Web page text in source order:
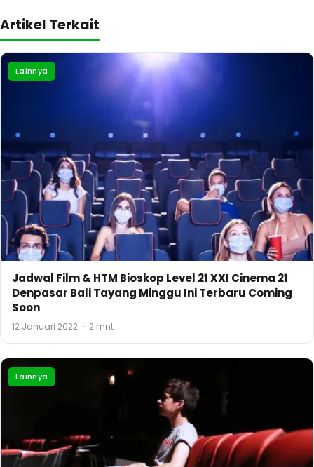
Artikel Terkait
Lainnya
Jadwal Film & HTM Bioskop Level 21 XXI Cinema 21
Denpasar Bali Tayang Minggu Ini Terbaru Coming
Soon
12 Januari 2022 · 2 mnt
Lainnya